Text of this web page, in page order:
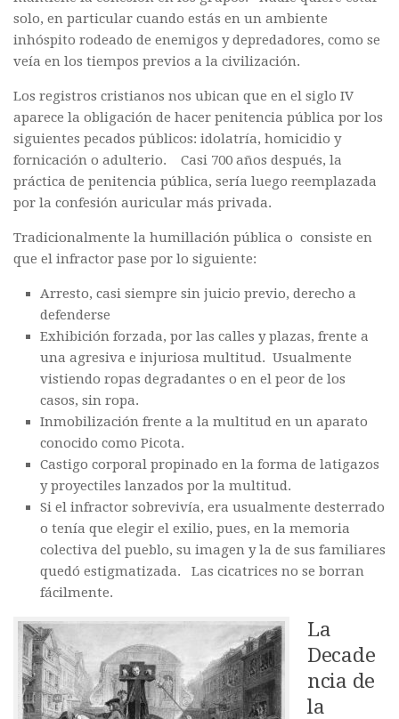
solo, en particular cuando estás en un ambiente
inhóspito rodeado de enemigos y depredadores, como se
veía en los tiempos previos a la civilización.
Los registros cristianos nos ubican que en el siglo IV
aparece la obligación de hacer penitencia pública por los
siguientes pecados públicos: idolatría, homicidio y
fornicación o adulterio. Casi 700 años después, la
práctica de penitencia pública, sería luego reemplazada
por la confesión auricular más privada.
Tradicionalmente la humillación pública o consiste en
que el infractor pase por lo siguiente:
Arresto, casi siempre sin juicio previo, derecho a
defenderse
Exhibición forzada, por las calles y plazas, frente a
una agresiva e injuriosa multitud. Usualmente
vistiendo ropas degradantes o en el peor de los
casos, sin ropa.
Inmobilización frente a la multitud en un aparato
conocido como Picota.
Castigo corporal propinado en la forma de latigazos
y proyectiles lanzados por la multitud.
Si el infractor sobrevivía, era usualmente desterrado
o tenía que elegir el exilio, pues, en la memoria
colectiva del pueblo, su imagen y la de sus familiares
quedó estigmatizada. Las cicatrices no se borran
fácilmente.
La
Decade
ncia de
la